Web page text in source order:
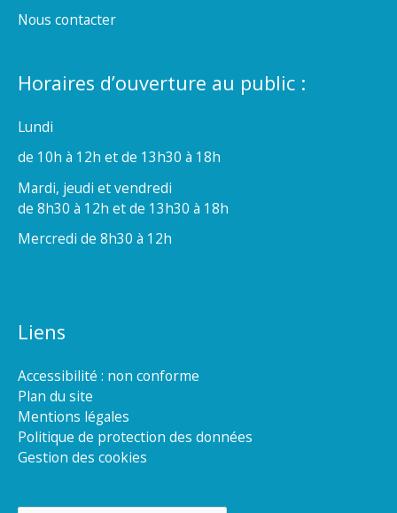
Nous contacter
Horaires d’ouverture au public :
Lundi
de 10h à 12h et de 13h30 à 18h
Mardi, jeudi et vendredi
de 8h30 à 12h et de 13h30 à 18h
Mercredi de 8h30 à 12h
Liens
Accessibilité : non conforme
Plan du site
Mentions légales
Politique de protection des données
Gestion des cookies